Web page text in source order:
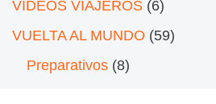
VÍDEOS VIAJEROS (6)
VUELTA AL MUNDO (59)
Preparativos (8)